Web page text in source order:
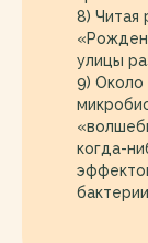
8) Читая
улицы
9) Около
когда-